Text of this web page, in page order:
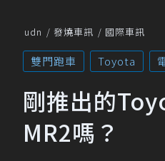
udn 發燒車訊 國際車訊
雙門跑車 Toyota
剛推出的
MR2嗎？